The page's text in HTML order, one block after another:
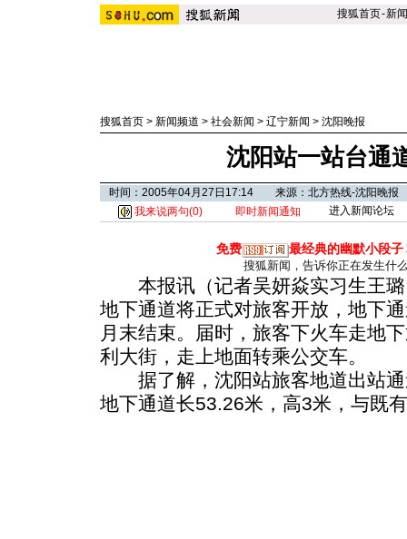
搜狐首页-新闻
搜狐首页 > 新闻频道 > 社会新闻 > 辽宁新闻 > 沈阳晚报
沈阳站一站台通
时间：2005年04月27日17:14 来源：北方热线-沈阳晚报
我来说两句(0) 即时新闻通知 进入新闻论坛
免费 最经典的幽默小段子
搜狐新闻，告诉你正在发生什
本报讯（记者吴妍焱实习生王璐
地下通道将正式对旅客开放，地下
月末结束。届时，旅客下火车走地
利大街，走上地面转乘公交车。
据了解，沈阳站旅客地道出站通
地下通道长53.26米，高3米，与既